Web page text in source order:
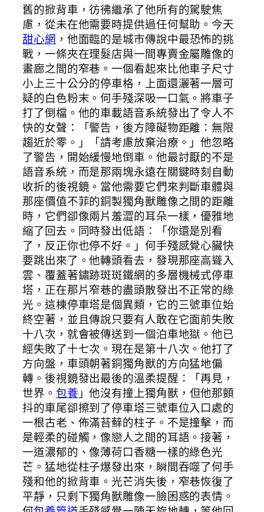
舊的掀背車，彷彿繼承了他所有的駕駛焦
慮，從未在他需要時提供過任何幫助。今天
甜心網 ，他面臨的是城市傳說中最恐怖的挑
戰，一條夾在理髮店與一間專賣金屬雕像的
畫廊之間的窄巷。一個看起來比他車子尺寸
小上三十公分的停車格，上面還灑著一層可
疑的白色粉末。何手殘深吸一口氣。將車子
打了倒檔。他的車載語音系統發出了令人不
快的女聲：「警告，後方障礙物距離：無限
趨近於零。」「請考慮放棄治療。」他忽略
了警告，開始緩慢地倒車。他最討厭的不是
語音系統，而是那兩塊永遠在關鍵時刻自動
收折的後視鏡。當他需要它們來判斷車體與
那座價值不菲的銅製獨角獸雕像之間的距離
時，它們卻像兩片羞澀的耳朵一樣，優雅地
縮了回去。同時發出低語：「你還是別看
了，反正你也停不好。」何手殘感覺心臟快
要跳出來了。他轉頭看去，發現那座高聳入
雲、覆蓋著鏽跡斑斑鐵網的多層機械式停車
塔，正在那片窄巷的盡頭散發出不正常的綠
光。這棟停車塔是個異類，它的三號車位始
終空著，並且傳說只要有人敢在它面前失敗
十八次，就會被傳送到一個泊車地獄。他已
經失敗了十七次。現在是第十八次。他打了
方向盤，車頭朝著銅獨角獸的方向猛地偏
轉。後視鏡發出最後的溫柔提醒：「再見，
世界。 包養」他沒有撞上獨角獸，但他那顫
抖的車尾卻擦到了停車塔三號車位入口處的
一根古老、佈滿苔蘚的柱子。不是撞擊，而
是輕柔的碰觸，像戀人之間的耳語。接著，
一道濃郁的、像薄荷口香糖一樣的綠色光
芒。猛地從柱子爆發出來，瞬間吞噬了何手
殘和他的掀背車。光芒消失後，窄巷恢復了
平靜，只剩下獨角獸雕像一臉困惑的表情。